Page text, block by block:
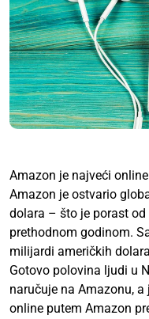
Amazon je najveći
Amazon je ostvario
dolara – što je porast
prethodnom godinom.
milijardi američkih
Gotovo polovina ljudi u
naručuje na Amazonu,
online putem Amazon